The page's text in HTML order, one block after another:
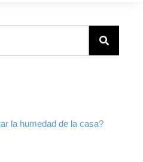
la humedad de la casa?